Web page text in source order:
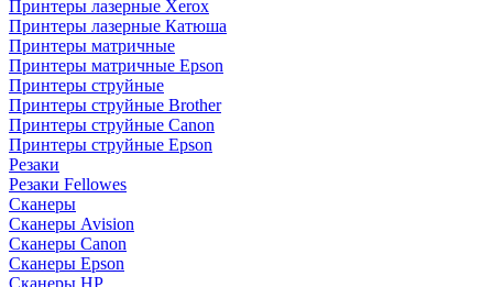
Принтеры лазерные Xerox
Принтеры лазерные Катюша
Принтеры матричные
Принтеры матричные Epson
Принтеры струйные
Принтеры струйные Brother
Принтеры струйные Canon
Принтеры струйные Epson
Резаки
Резаки Fellowes
Сканеры
Сканеры Avision
Сканеры Canon
Сканеры Epson
Сканеры HP